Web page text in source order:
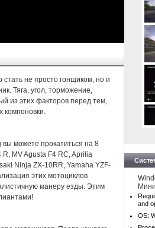
стать не просто гонщиком, но и
Тяга, угол, торможение,
из этих факторов перед тем,
компоновки.
можете прокатиться на 8
MV Agusta F4 RC, Aprilia
Ninja ZX-10RR, Yamaha YZF-
этих мотоциклов
манеру езды. Этим
and
OS: